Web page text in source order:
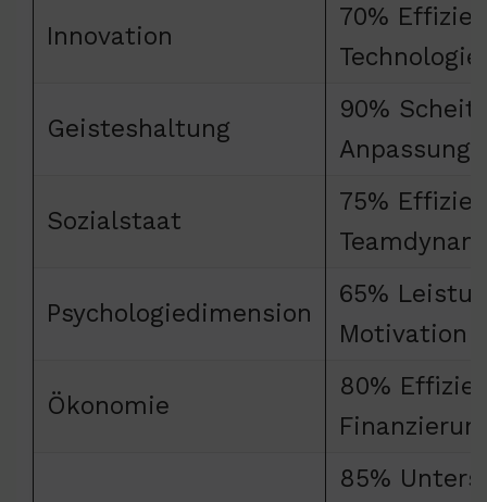
Innovation
70%
Technologie
Geisteshaltung
90%
Sozialstaat
75%
Psychologiedimension
65%
Motivation
Ökonomie
80%
85%